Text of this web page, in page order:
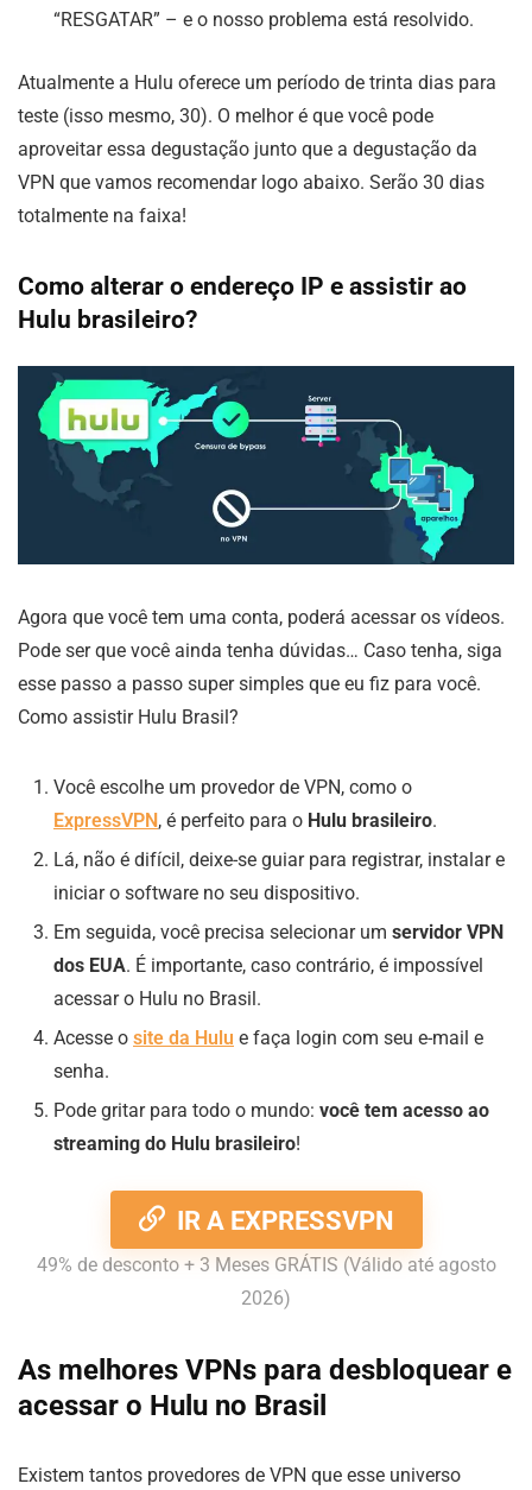
“RESGATAR” – e o nosso problema está resolvido.
Atualmente a Hulu oferece um período de trinta dias para
teste (isso mesmo, 30). O melhor é que você pode
aproveitar essa degustação junto que a degustação da
VPN que vamos recomendar logo abaixo. Serão 30 dias
totalmente na faixa!
Como alterar o endereço IP e assistir ao
Hulu brasileiro?
Agora que você tem uma conta, poderá acessar os vídeos.
Pode ser que você ainda tenha dúvidas… Caso tenha, siga
esse passo a passo super simples que eu fiz para você.
Como assistir Hulu Brasil?
Você escolhe um provedor de VPN, como o
ExpressVPN , é perfeito para o Hulu brasileiro.
Lá, não é difícil, deixe-se guiar para registrar, instalar e
iniciar o software no seu dispositivo.
Em seguida, você precisa selecionar um servidor VPN
dos EUA. É importante, caso contrário, é impossível
acessar o Hulu no Brasil.
Acesse o site da Hulu e faça login com seu e-mail e
senha.
Pode gritar para todo o mundo: você tem acesso ao
streaming do Hulu brasileiro!
IR A EXPRESSVPN
49% de desconto + 3 Meses GRÁTIS (Válido até agosto
2026)
As melhores VPNs para desbloquear e
acessar o Hulu no Brasil
Existem tantos provedores de VPN que esse universo